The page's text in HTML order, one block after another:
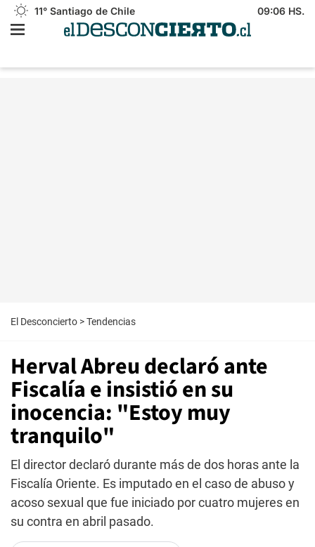
11° Santiago de Chile 09:06 HS.
El Desconcierto >Tendencias
Herval Abreu declaró ante
Fiscalía e insistió en su
inocencia: "Estoy muy
tranquilo"
El director declaró durante más de dos horas ante la
Fiscalía Oriente. Es imputado en el caso de abuso y
acoso sexual que fue iniciado por cuatro mujeres en
su contra en abril pasado.